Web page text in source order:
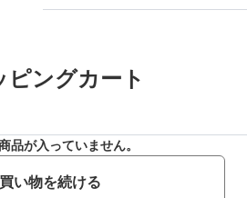
ピングカート
品が入っていません。
い物を続ける